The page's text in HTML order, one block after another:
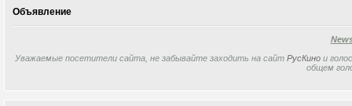
Объявление
Уважаемые посетители сайта, не забывайте заходить на сайт РусКино и
общем